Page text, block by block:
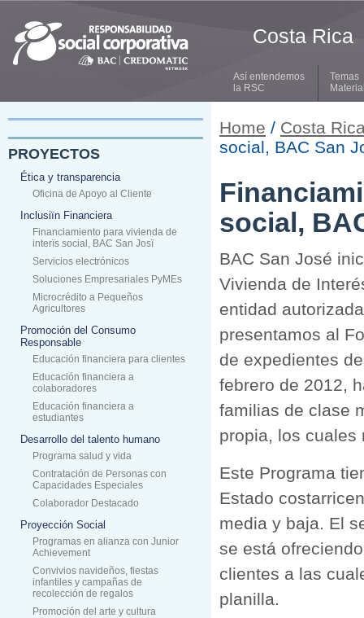
Así entendemos
la RSC
Temas
Costa Rica
PROYECTOS
Ética y transparencia
Oficina de Apoyo al Cliente
Inclusiïn Financiera
Financiamiento para vivienda de
interïs social, BAC San Josï
Servicios electrónicos
Soluciones Empresariales PyMEs
Microcrédito a Pequeños
Agricultores
Promoción del Consumo
Responsable
Educación financiera para clientes
Educación financiera a
colaboradores
Educación financiera a
estudiantes
Desarrollo del talento humano
Programa salud y vida
Contratación de Personas con
Capacidades Especiales
Colaborador Destacado
Proyección Social
Programas en alianza con Junior
Achievement
Convivios navideños, fiestas
infantiles y campañas de
recolección de regalos
Promoción del arte y cultura
Home / Costa
social, BAC San
social,
BAC San José
Vivienda de
entidad
presentamos al
de expedientes
febrero de 2012,
familias de clase
propia, los cuales
Este Programa
Estado
media y baja. El
se está
clientes a las
planilla.